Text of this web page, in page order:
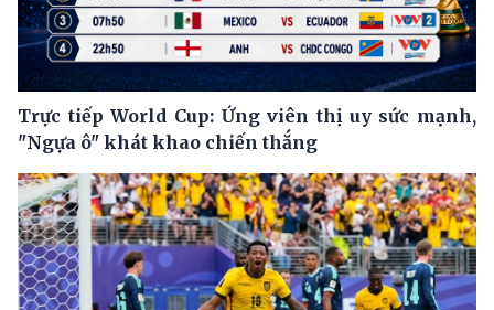
Trực tiếp World Cup: Ứng viên thị uy sức mạnh,
"Ngựa ô" khát khao chiến thắng